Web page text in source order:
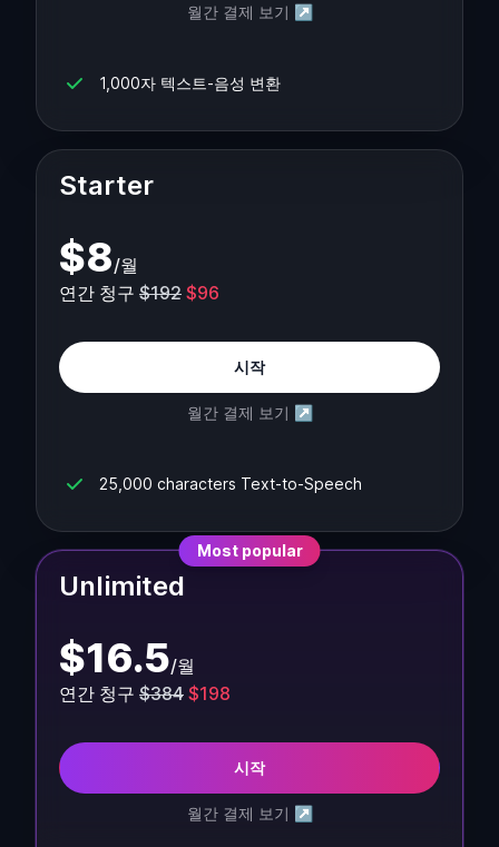
월간 결제 보기 ↗
1,000자 텍스트-음성 변환
Starter
$8/월
연간 청구 $192 $96
시작
월간 결제 보기 ↗
25,000 characters Text-to-Speech
Unlimited
Most popular
$16.5/월
연간 청구 $384 $198
시작
월간 결제 보기 ↗